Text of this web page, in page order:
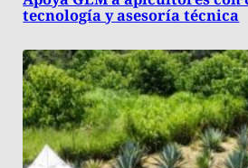
tecnología y asesoría técnica